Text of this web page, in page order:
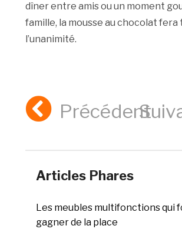
dîner entre amis ou un moment
famille, la mousse au chocolat fera
l’unanimité.
Précédent
Articles Phares
Les meubles multifonctions qui
gagner de la place